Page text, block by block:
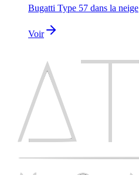
Bugatti Type 57 dans la neige
Voir